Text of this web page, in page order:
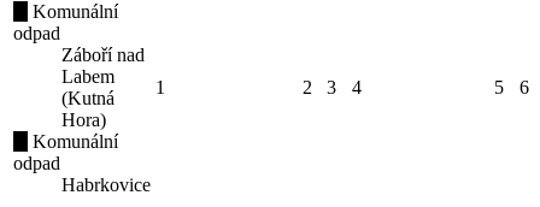
Komunální
odpad
Záboří nad
Labem
(Kutná
Hora)
Komunální
odpad
Habrkovice
1 2 3 4 5 6